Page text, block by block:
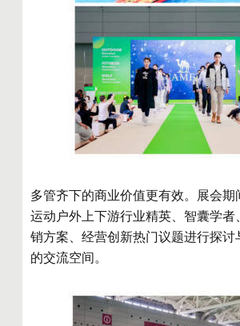
多管齐下的商业价值更有效。展会
运动户外上下游行业精英、智囊学
销方案、经营创新热门议题进行探
的交流空间。